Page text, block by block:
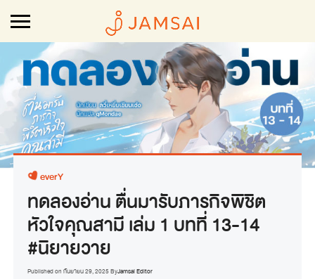
everY
ทดลองอ่าน ตื่นมารับภารกิจพิชิต
หัวใจคุณสามี เล่ม 1 บทที่ 13-14
#นิยายวาย
Published on กันยายน 29, 2025 ByJamsai Editor